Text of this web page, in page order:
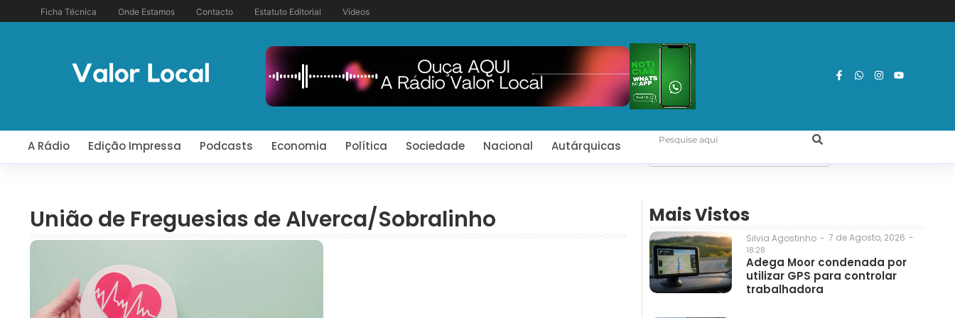
Ficha Técnica Onde Estamos Contacto Estatuto Editorial Vídeos
A Rádio Edição Impressa Podcasts Economia Política Sociedade Nacional Autárquicas
União de Freguesias de Alverca/Sobralinho Mais Vistos
Silvia Agostinho - 7 de Agosto, 2026 -
18:28
Adega Moor condenada por
utilizar GPS para controlar
trabalhadora